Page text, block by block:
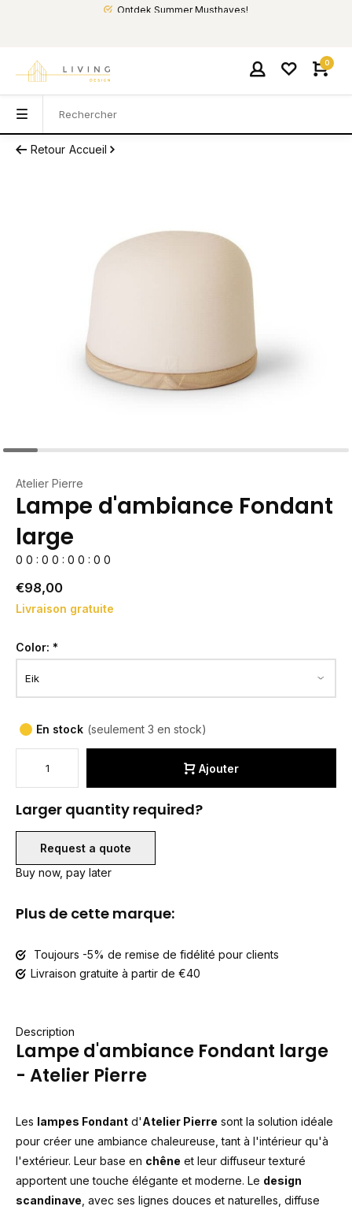
Ontdek Summer Musthaves!
0
Retour Accueil
Atelier Pierre
Lampe d'ambiance Fondant
large
0 0 : 0 0 : 0 0 : 0 0
€98,00
Livraison gratuite
Color: *
En stock (seulement 3 en stock)
Ajouter
Larger quantity required?
Request a quote
Buy now, pay later
Plus de cette marque:
Toujours -5% de remise de fidélité pour clients
Livraison gratuite à partir de €40
Description
Lampe d'ambiance Fondant large
- Atelier Pierre
Les lampes Fondant d'Atelier Pierre sont la solution idéale
pour créer une ambiance chaleureuse, tant à l'intérieur qu'à
l'extérieur. Leur base en chêne et leur diffuseur texturé
apportent une touche élégante et moderne. Le design
scandinave , avec ses lignes douces et naturelles, diffuse